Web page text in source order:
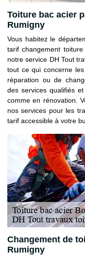
Toiture bac acier
Rumigny
Vous habitez le
tarif changement
notre service DH Tout
tout ce qui concerne
réparation ou de
des services qualifiés
comme en rénovation.
nos services pour les
tarif accessible à votre
Changement de
Rumigny